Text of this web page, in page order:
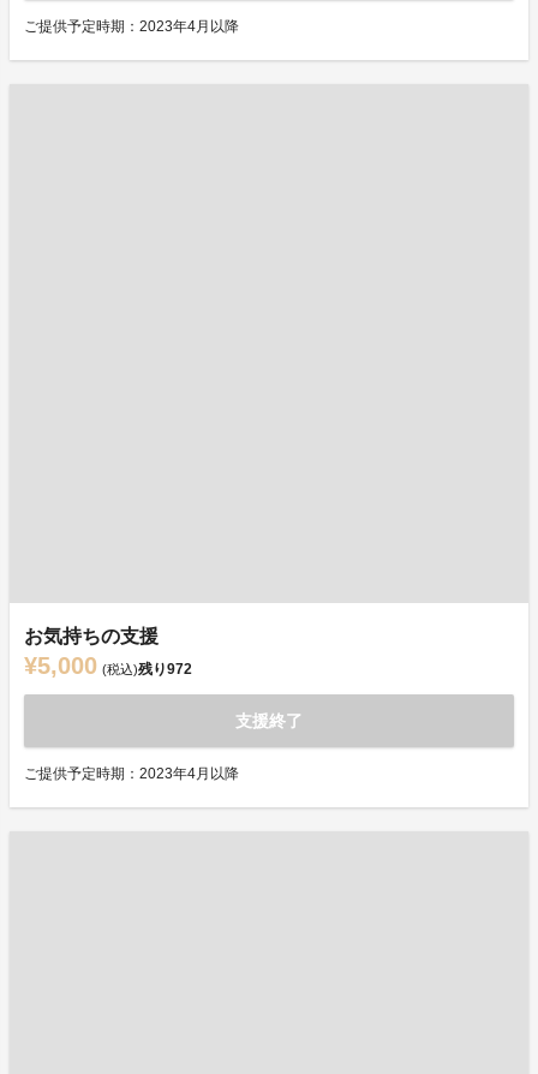
ご提供予定時期：2023年4月以降
お気持ちの支援
¥5,000 (税込)残り972
支援終了
ご提供予定時期：2023年4月以降